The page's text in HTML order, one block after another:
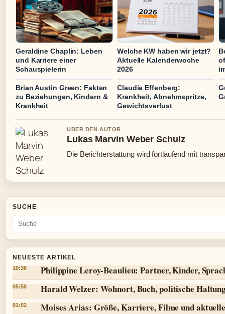
Geraldine Chaplin: Leben
und Karriere einer
Schauspielerin
Welche KW haben wir jetzt?
Aktuelle Kalenderwoche
2026
Brian Austin Green: Fakten
zu Beziehungen, Kindern &
Krankheit
Claudia Effenberg:
Krankheit, Abnehmspritze,
Gewichtsverlust
UBER DEN AUTOR
Lukas Marvin Weber Schulz
Die Berichterstattung wird fortlaufend mit
SUCHE
NEUESTE ARTIKEL
10:36 Philippine Leroy-Beaulieu: Partner, Kinder,
05:50 Harald Welzer: Wohnort, Buch, politische
01:02 Moises Arias: Größe, Karriere, Filme und